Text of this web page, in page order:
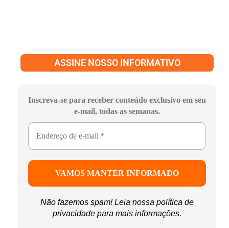
ASSINE NOSSO INFORMATIVO
Inscreva-se para receber conteúdo exclusivo em seu
e-mail, todas as semanas.
Não fazemos spam! Leia nossa política de
privacidade para mais informações.